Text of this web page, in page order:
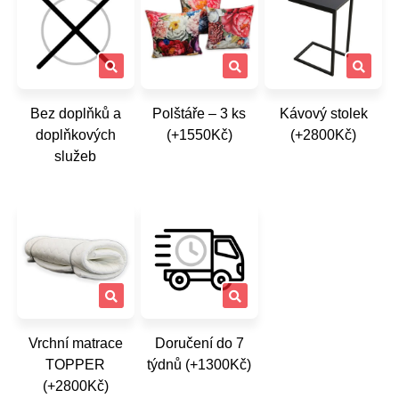
Bez doplňků a
doplňkových
služeb
Polštáře – 3 ks
(+1550Kč)
Kávový stolek
(+2800Kč)
Vrchní matrace
TOPPER
(+2800Kč)
Doručení do 7
týdnů (+1300Kč)